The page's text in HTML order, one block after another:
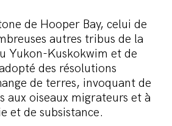
de Hooper Bay, celui de
autres tribus de la
Yukon-Kuskokwim et de
des résolutions
de terres, invoquant de
aux oiseaux migrateurs et à
et de subsistance.